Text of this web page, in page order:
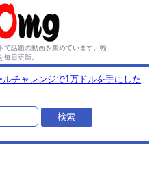
話題の動画を集めています。 幅
毎日更新。
ルチャレンジで1万ドルを手にした